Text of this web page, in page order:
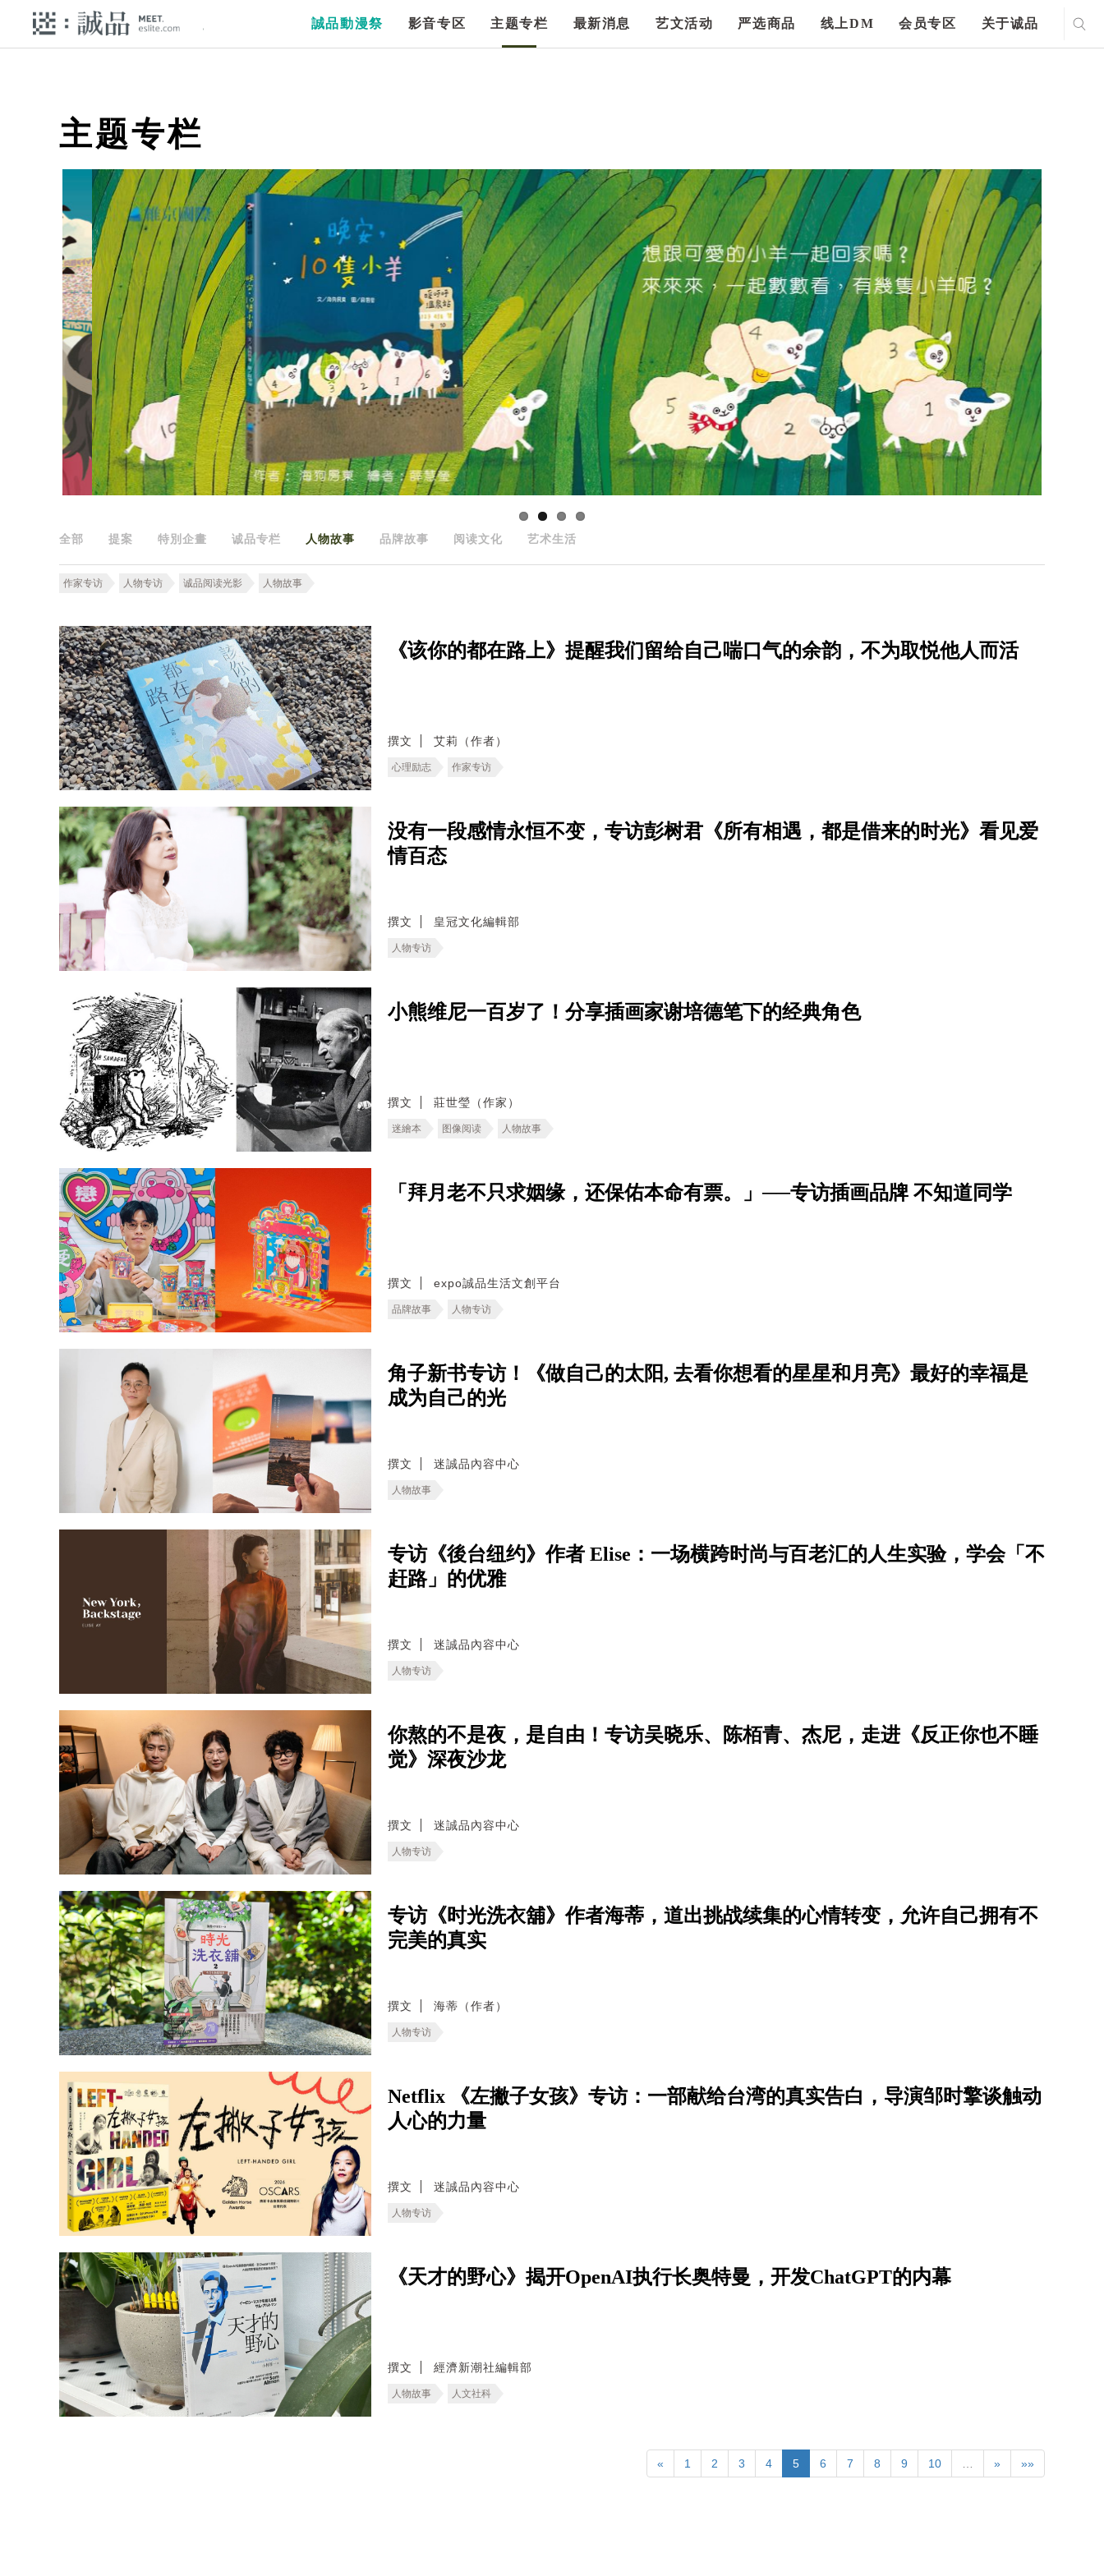
誠品動漫祭 影音专区 主题专栏 最新消息 艺文活动 严选商品 线上DM 会员专区 关于诚品
主题专栏
全部 提案 特別企畫 诚品专栏 人物故事 品牌故事 阅读文化 艺术生活
作家专访 人物专访 诚品阅读光影 人物故事
《该你的都在路上》提醒我们留给自己喘口气的余韵，不为取悦他人而活
撰文 艾莉（作者）
心理励志 作家专访
没有一段感情永恒不变，专访彭树君《所有相遇，都是借来的时光》看见爱
情百态
撰文 皇冠文化編輯部
人物专访
小熊维尼一百岁了！分享插画家谢培德笔下的经典角色
撰文 莊世瑩（作家）
迷繪本 图像阅读 人物故事
「拜月老不只求姻缘，还保佑本命有票。」──专访插画品牌 不知道同学
撰文 expo誠品生活文創平台
品牌故事 人物专访
角子新书专访！《做自己的太阳, 去看你想看的星星和月亮》最好的幸福是
成为自己的光
撰文 迷誠品內容中心
人物故事
专访《後台纽约》作者 Elise：一场横跨时尚与百老汇的人生实验，学会「不
赶路」的优雅
撰文 迷誠品內容中心
人物专访
你熬的不是夜，是自由！专访吴晓乐、陈栢青、杰尼，走进《反正你也不睡
觉》深夜沙龙
撰文 迷誠品內容中心
人物专访
专访《时光洗衣舖》作者海蒂，道出挑战续集的心情转变，允许自己拥有不
完美的真实
撰文 海蒂（作者）
人物专访
Netflix 《左撇子女孩》专访：一部献给台湾的真实告白，导演邹时擎谈触动
人心的力量
撰文 迷誠品內容中心
人物专访
《天才的野心》揭开OpenAI执行长奥特曼，开发ChatGPT的内幕
撰文 經濟新潮社編輯部
人物故事 人文社科
« 1 2 3 4 5 6 7 8 9 10 … » »»